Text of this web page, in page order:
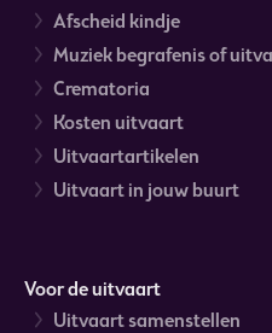
Afscheid kindje
Muziek begrafenis of
Crematoria
Kosten uitvaart
Uitvaartartikelen
Uitvaart in jouw buurt
Voor de uitvaart
Uitvaart samenstellen